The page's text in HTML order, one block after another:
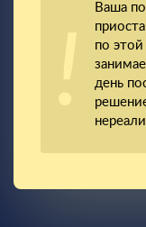
Ваша
по
день